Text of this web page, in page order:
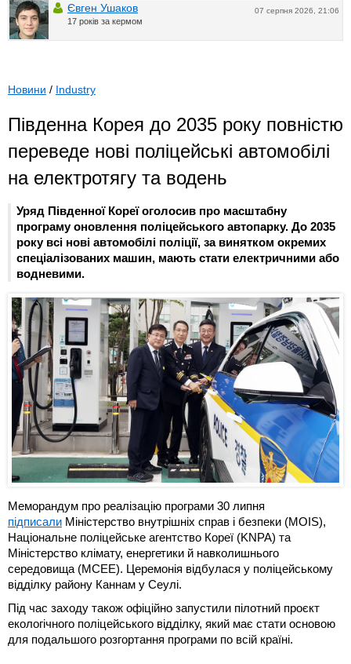
07 серпня 2026, 21:06
Євген Ушаков
17 років за кермом
Новини / Industry
Південна Корея до 2035 року повністю
переведе нові поліцейські автомобілі
на електротягу та водень
Уряд Південної Кореї оголосив про масштабну
програму оновлення поліцейського автопарку. До 2035
року всі нові автомобілі поліції, за винятком окремих
спеціалізованих машин, мають стати електричними або
водневими.
Меморандум про реалізацію програми 30 липня
підписали Міністерство внутрішніх справ і безпеки (MOIS),
Національне поліцейське агентство Кореї (KNPA) та
Міністерство клімату, енергетики й навколишнього
середовища (MCEE). Церемонія відбулася у поліцейському
відділку району Каннам у Сеулі.
Під час заходу також офіційно запустили пілотний проєкт
екологічного поліцейського відділку, який має стати основою
для подальшого розгортання програми по всій країні.